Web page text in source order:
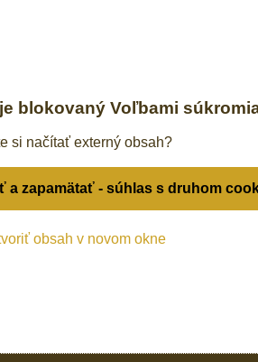
blokovaný Voľbami
si načítať externý obsah?
a zapamätať - súhlas s druhom
obsah v novom okne